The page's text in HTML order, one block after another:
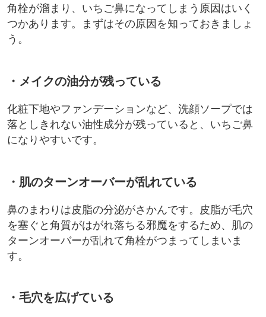
角栓が溜まり、いちご鼻になってしまう原因はいく
つかあります。まずはその原因を知っておきましょ
う。
・メイクの油分が残っている
化粧下地やファンデーションなど、洗顔ソープでは
落としきれない油性成分が残っていると、いちご鼻
になりやすいです。
・肌のターンオーバーが乱れている
鼻のまわりは皮脂の分泌がさかんです。皮脂が毛穴
を塞ぐと角質がはがれ落ちる邪魔をするため、肌の
ターンオーバーが乱れて角栓がつまってしまいま
す。
・毛穴を広げている